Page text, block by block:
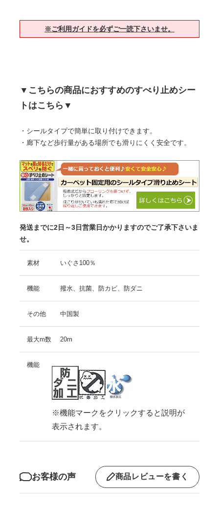
※ご利用ガイドを必ずご一読下さいませ。
▼こちらの商品におすすめのすべり止めシー
トはこちら▼
・シールタイプで簡単に取り付けできます。
・廊下など歩行量がある場所でも滑りにくく安全です。
発送までに2日～3日営業日かかりますのでご了承下さいま
せ。
素材 いぐさ100％
機能 撥水、抗菌、防カビ、防ダニ
その他 中国製
最大m数 20m
機能
※機能マークをクリックすると説明が
表示されます。
お客様の声 商品レビューを書く